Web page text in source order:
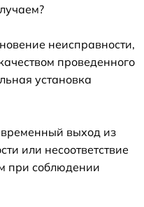
неисправности,
проведенного
установка
выход из
или несоответствие
при соблюдении